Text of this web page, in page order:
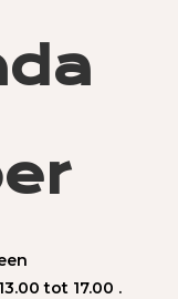
tot 17.00 .